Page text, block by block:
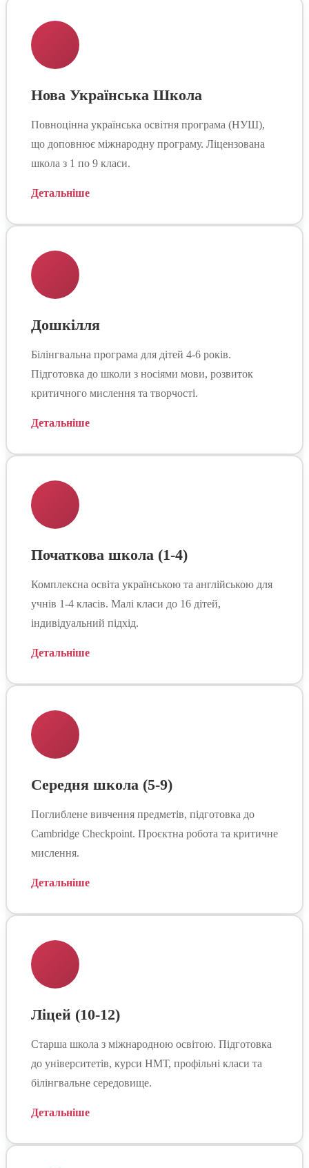
Нова Українська Школа
Повноцінна українська освітня програма (НУШ),
що доповнює міжнародну програму. Ліцензована
школа з 1 по 9 класи.
Детальніше
Дошкілля
Білінгвальна програма для дітей 4-6 років.
Підготовка до школи з носіями мови, розвиток
критичного мислення та творчості.
Детальніше
Початкова школа (1-4)
Комплексна освіта українською та англійською для
учнів 1-4 класів. Малі класи до 16 дітей,
індивідуальний підхід.
Детальніше
Середня школа (5-9)
Поглиблене вивчення предметів, підготовка до
Cambridge Checkpoint. Проєктна робота та критичне
мислення.
Детальніше
Ліцей (10-12)
Старша школа з міжнародною освітою. Підготовка
до університетів, курси НМТ, профільні класи та
білінгвальне середовище.
Детальніше